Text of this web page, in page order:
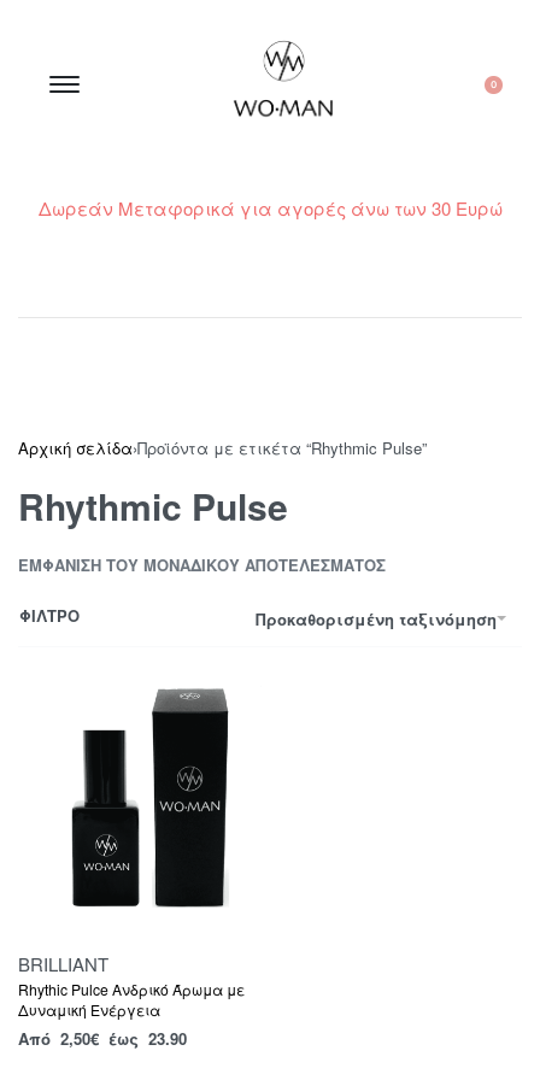
0
Δωρεάν Μεταφορικά για αγορές άνω των 30 Ευρώ
Αρχική σελίδα›Προϊόντα με ετικέτα “Rhythmic Pulse”
Rhythmic Pulse
ΕΜΦΆΝΙΣΗ ΤΟΥ ΜΟΝΑΔΙΚΟΎ ΑΠΟΤΕΛΈΣΜΑΤΟΣ
Προκαθορισμένη ταξινόμηση
ΦΙΛΤΡΟ
BRILLIANT
Rhythic Pulce Ανδρικό Άρωμα με
Δυναμική Ενέργεια
Από 2,50€ έως 23.90